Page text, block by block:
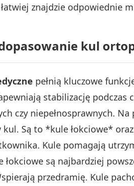
znajdzie odpowiednie
kul
pełnią kluczowe
stabilizację
czy niepełnosprawnych.
kul. Są to *kule łokciowe*
Kule pomagają
łokciowe są najbardziej
przedramię. Kule